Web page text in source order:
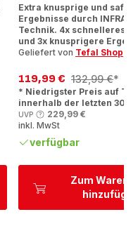
Zum
Extra knusprige und
Ergebnisse durch
Technik. 4x schnelleres
und 3x knusprigere
Geliefert von Tefal Shop
Ermäßigter
Preis
119,99 €
Erstes
Angebot
132,99 €*
* Niedrigster Preis auf
innerhalb der letzten 30
UVP
229,99 €
inkl. MwSt
verfügbar